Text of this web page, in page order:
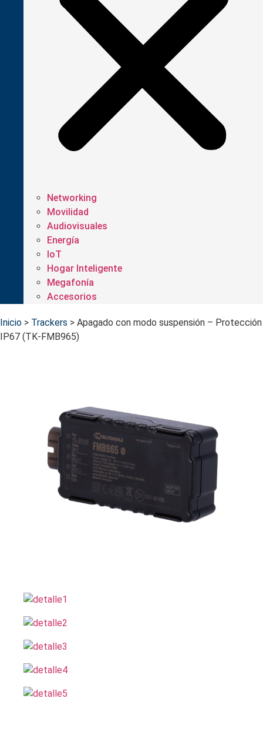
Networking
Movilidad
Audiovisuales
Energía
IoT
Hogar Inteligente
Megafonía
Accesorios
Inicio > Trackers > Apagado con modo suspensión – Protección
IP67 (TK-FMB965)